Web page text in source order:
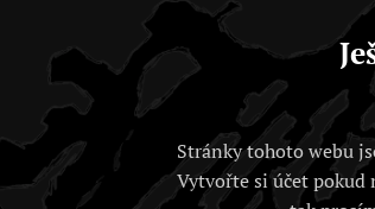
Stránky tohoto webu
Vytvořte si účet